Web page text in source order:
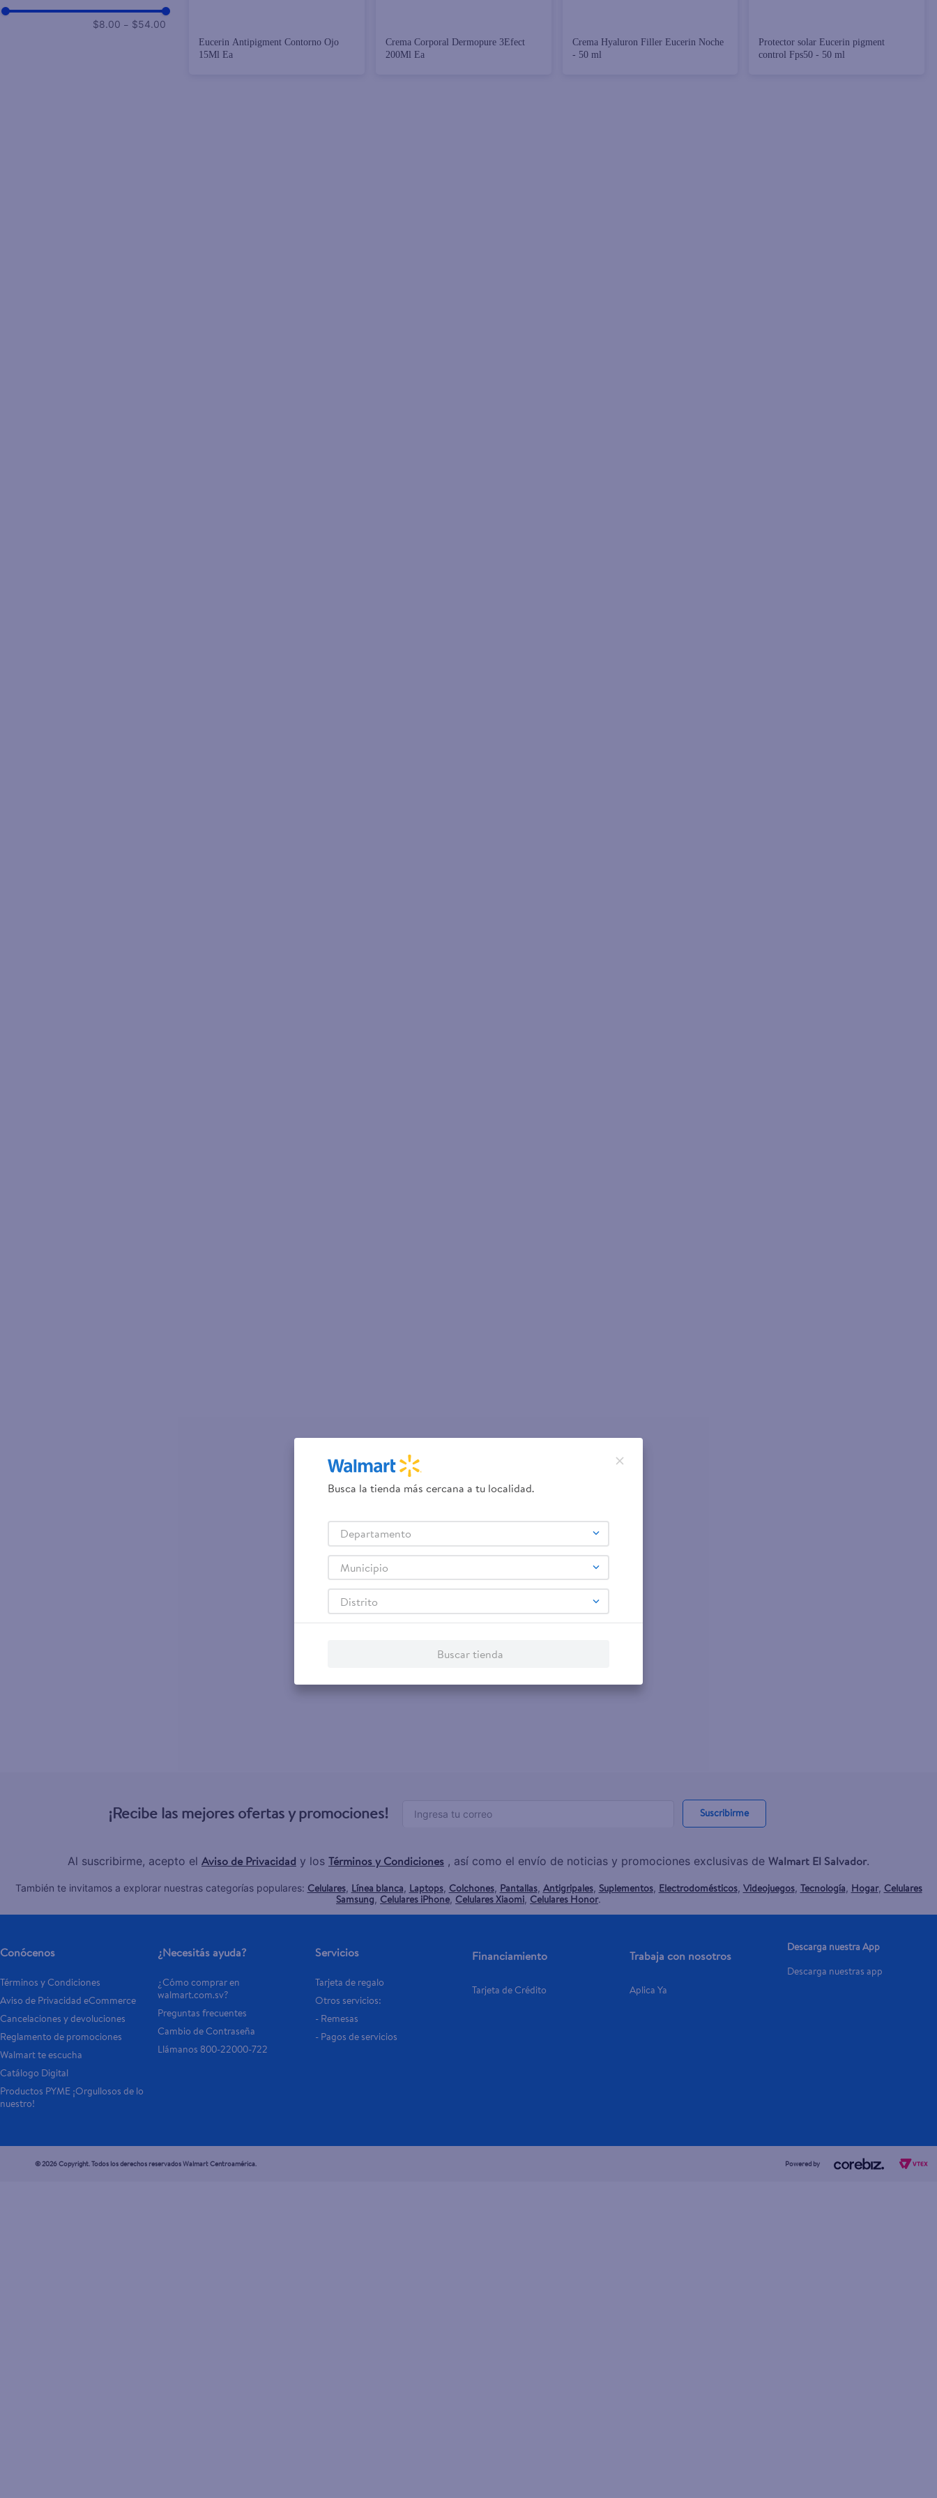
Aplicar diariamente sobre la piel
$8.00 – $54.00
Eucerin Antipigment Contorno Ojo
15Ml Ea
Crema Corporal Dermopure 3Efect
200Ml Ea
Crema Hyaluron Filler Eucerin Noche
- 50 ml
Protector solar Eucerin pigment
control Fps50 - 50 ml
¡Recibe las mejores ofertas y promociones! Suscribirme
Al suscribirme, acepto el Aviso de Privacidad y los Términos y Condiciones , así como el envío de noticias y promociones exclusivas de Walmart El Salvador.
También te invitamos a explorar nuestras categorías populares: Celulares, Línea blanca, Laptops, Colchones, Pantallas, Antigripales, Suplementos, Electrodomésticos, Videojuegos, Tecnología, Hogar, Celulares
Samsung, Celulares iPhone, Celulares Xiaomi, Celulares Honor.
Conócenos
Términos y Condiciones
Aviso de Privacidad eCommerce
Cancelaciones y devoluciones
Reglamento de promociones
Walmart te escucha
Catálogo Digital
Productos PYME ¡Orgullosos de lo
nuestro!
¿Necesitás ayuda?
¿Cómo comprar en
walmart.com.sv?
Preguntas frecuentes
Cambio de Contraseña
Llámanos 800-22000-722
Servicios
Tarjeta de regalo
Otros servicios:
- Remesas
- Pagos de servicios
Financiamiento
Tarjeta de Crédito
Trabaja con nosotros
Aplica Ya
Descarga nuestra App
Descarga nuestras app
© 2026 Copyright. Todos los derechos reservados Walmart Centroamérica. Powered by
Busca la tienda más cercana a tu localidad.
Departamento
Municipio
Distrito
Buscar tienda